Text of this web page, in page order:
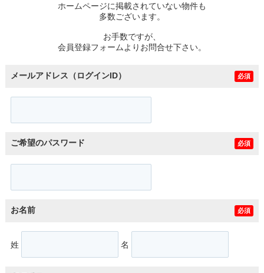
ホームページに掲載されていない物件も
多数ございます。
お手数ですが、
会員登録フォームよりお問合せ下さい。
メールアドレス（ログインID） 必須
ご希望のパスワード 必須
お名前 必須
姓 名